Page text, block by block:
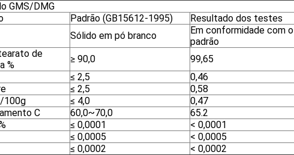
GMS/DMG
Padrão (GB15612-1995)
Resultado dos testes
Sólido em pó branco
Em conformidade com o
padrão
de
%
≥ 90,0
99,65
≤ 2,5
0,46
≤ 2,5
0,58
100g
≤ 4,0
0,47
C
60,0~70,0
65.2
≤ 0,0001
< 0,0001
≤ 0,0005
< 0,0005
≤ 0,0002 < 0,0002